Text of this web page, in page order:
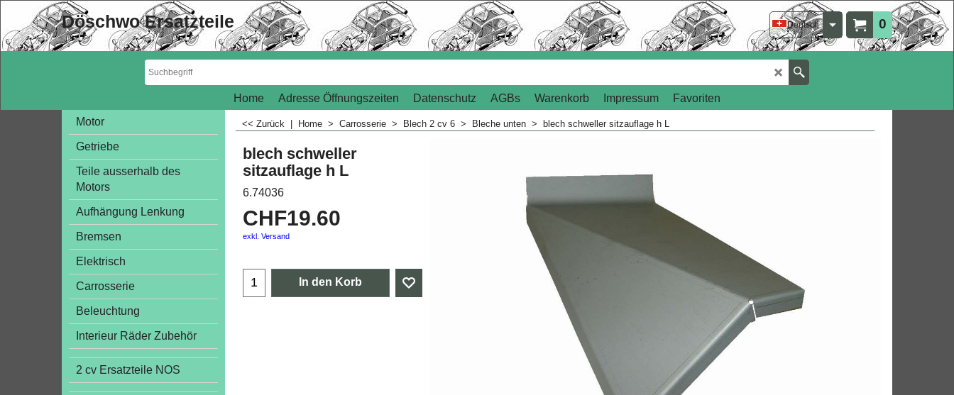
0
Deutsch
Döschwo Ersatzteile
Home Adresse Öffnungszeiten Datenschutz AGBs Warenkorb Impressum
Favoriten
Motor
Getriebe
Teile ausserhalb des
Motors
Aufhängung Lenkung
Bremsen
Elektrisch
Carrosserie
Beleuchtung
Interieur Räder Zubehör
2 cv Ersatzteile NOS
<< Zurück Home > Carrosserie > Blech 2 cv 6 > Bleche unten > blech schweller sitzauflage h L
blech schweller
sitzauflage h L
6.74036
CHF19.60
exkl. Versand
In den Korb